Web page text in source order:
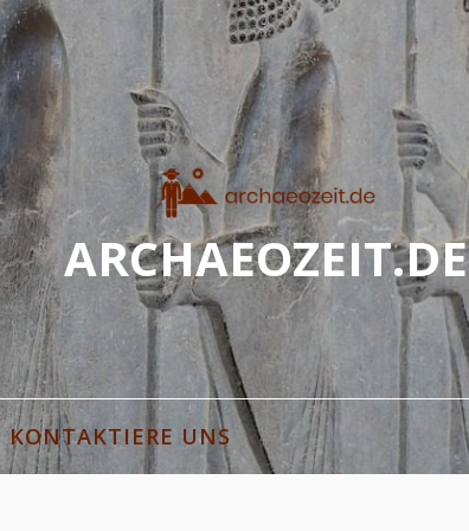
ARCHAEOZEIT.DE
Archäologie
KONTAKTIERE UNS